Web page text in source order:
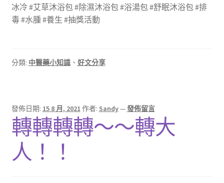
冰冷 #艾草沐浴包 #除濕沐浴包 #浴湯包 #舒眠沐浴包 #排
毒 #水腫 #養生 #抽獎活動
分類: 中醫藥小知識、 好文分享
發佈日期: 15 8 月, 2021 作者: Sandy—發佈留言
轉轉轉轉～～轉大
人！！